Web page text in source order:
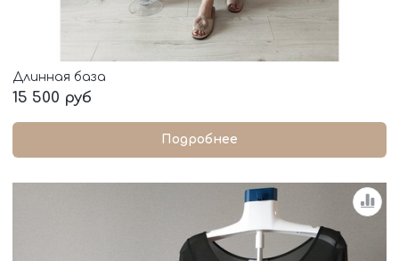
Длинная база
15 500 руб
Подробнее